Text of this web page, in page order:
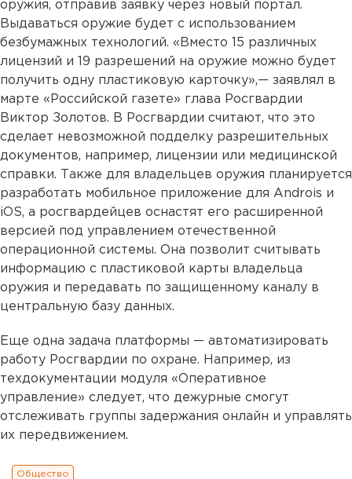
оружия, отправив заявку через новый портал.
Выдаваться оружие будет с использованием
безбумажных технологий. «Вместо 15 различных
лицензий и 19 разрешений на оружие можно будет
получить одну пластиковую карточку»,— заявлял в
марте «Российской газете» глава Росгвардии
Виктор Золотов. В Росгвардии считают, что это
сделает невозможной подделку разрешительных
документов, например, лицензии или медицинской
справки. Также для владельцев оружия планируется
разработать мобильное приложение для Androis и
iOS, а росгвардейцев оснастят его расширенной
версией под управлением отечественной
операционной системы. Она позволит считывать
информацию с пластиковой карты владельца
оружия и передавать по защищенному каналу в
центральную базу данных.
Еще одна задача платформы — автоматизировать
работу Росгвардии по охране. Например, из
техдокументации модуля «Оперативное
управление» следует, что дежурные смогут
отслеживать группы задержания онлайн и управлять
их передвижением.
Общество